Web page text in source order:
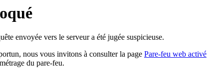
envoyée vers le serveur a été jugée suspicieuse.
nous vous invitons à consulter la page Pare-feu web activé
du pare-feu.